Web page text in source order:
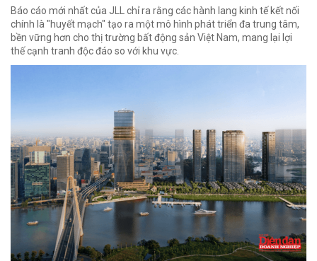
Báo cáo mới nhất của JLL chỉ ra rằng các hành lang kinh tế kết nối
chính là "huyết mạch" tạo ra một mô hình phát triển đa trung tâm,
bền vững hơn cho thị trường bất động sản Việt Nam, mang lại lợi
thế cạnh tranh độc đáo so với khu vực.